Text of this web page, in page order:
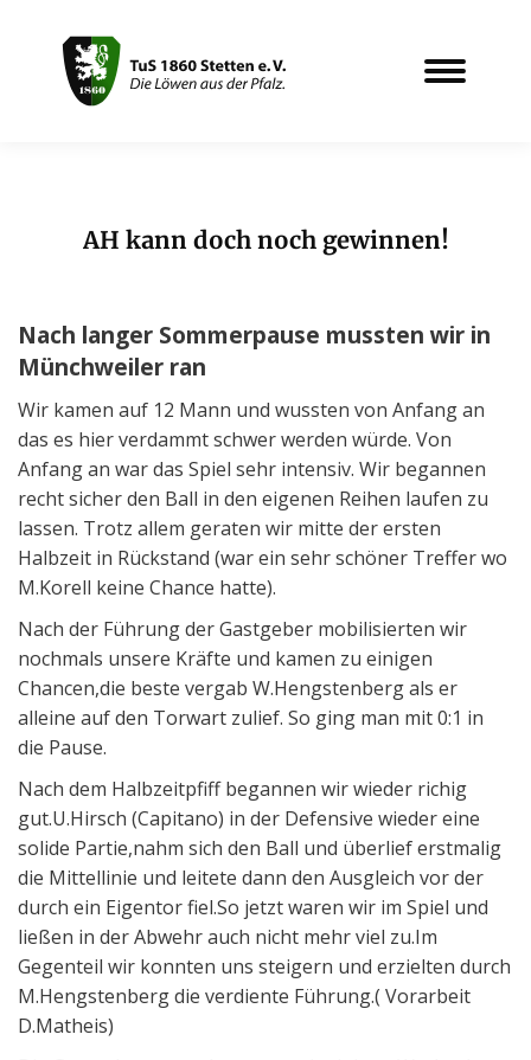
AH kann doch noch gewinnen!
Nach langer Sommerpause mussten wir in
Münchweiler ran
Wir kamen auf 12 Mann und wussten von Anfang an
das es hier verdammt schwer werden würde. Von
Anfang an war das Spiel sehr intensiv. Wir begannen
recht sicher den Ball in den eigenen Reihen laufen zu
lassen. Trotz allem geraten wir mitte der ersten
Halbzeit in Rückstand (war ein sehr schöner Treffer wo
M.Korell keine Chance hatte).
Nach der Führung der Gastgeber mobilisierten wir
nochmals unsere Kräfte und kamen zu einigen
Chancen,die beste vergab W.Hengstenberg als er
alleine auf den Torwart zulief. So ging man mit 0:1 in
die Pause.
Nach dem Halbzeitpfiff begannen wir wieder richig
gut.U.Hirsch (Capitano) in der Defensive wieder eine
solide Partie,nahm sich den Ball und überlief erstmalig
die Mittellinie und leitete dann den Ausgleich vor der
durch ein Eigentor fiel.So jetzt waren wir im Spiel und
ließen in der Abwehr auch nicht mehr viel zu.Im
Gegenteil wir konnten uns steigern und erzielten durch
M.Hengstenberg die verdiente Führung.( Vorarbeit
D.Matheis)